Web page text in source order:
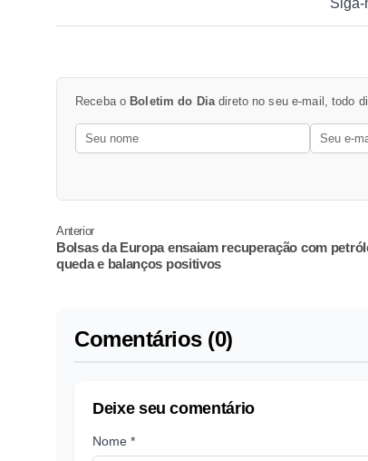
Siga-
Receba o Boletim do Diadireto no seu e-mail, todo
Anterior
Bolsas da Europa ensaiam recuperação com
queda e balanços positivos
Comentários (0)
Deixe seu comentário
Nome *